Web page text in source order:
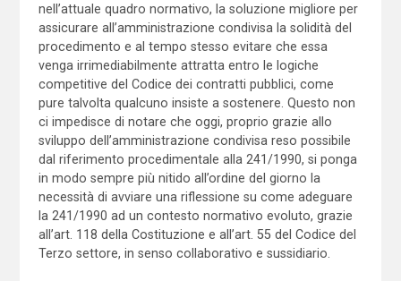
nell’attuale quadro normativo, la soluzione migliore per
assicurare all’amministrazione condivisa la solidità del
procedimento e al tempo stesso evitare che essa
venga irrimediabilmente attratta entro le logiche
competitive del Codice dei contratti pubblici, come
pure talvolta qualcuno insiste a sostenere. Questo non
ci impedisce di notare che oggi, proprio grazie allo
sviluppo dell’amministrazione condivisa reso possibile
dal riferimento procedimentale alla 241/1990, si ponga
in modo sempre più nitido all’ordine del giorno la
necessità di avviare una riflessione su come adeguare
la 241/1990 ad un contesto normativo evoluto, grazie
all’art. 118 della Costituzione e all’art. 55 del Codice del
Terzo settore, in senso collaborativo e sussidiario.